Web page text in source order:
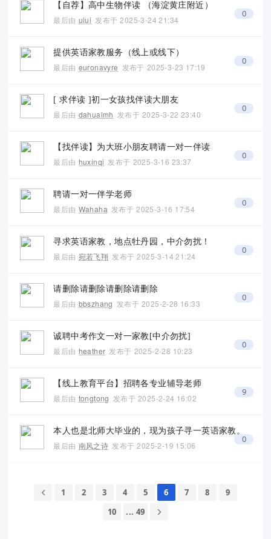
0
【自荐】高中生物伴读 （海淀黄庄附近）
最后由 uiui 发布于 2025-3-24 21:34
0
提供英语家教服务（线上或线下）
最后由 euronavyre 发布于 2025-3-23 17:19
0
[ 求伴读 ]初一女孩找伴读大朋友
最后由 dahualmh 发布于 2025-3-22 23:40
0
【找伴读】为大班小朋友聘请一对一伴读
最后由 huxinqi 发布于 2025-3-16 23:37
0
聘请一对一伴学老师
最后由 Wahaha 发布于 2025-3-16 17:54
0
寻求英语家教，地点牡丹园，中介勿扰！
最后由 宛若飞翔 发布于 2025-3-14 21:24
0
请删除请删除请删除请删除
最后由 bbszhang 发布于 2025-2-28 16:33
0
诚聘中考作文一对一家教[中介勿扰]
最后由 heather 发布于 2025-2-28 10:23
9
【线上教育平台】招聘各专业辅导老师
最后由 tongtong 发布于 2025-2-24 16:02
0
本人也是北师大毕业的，现为孩子寻一英语家教。
最后由 南风之诗 发布于 2025-2-19 15:06
1 2 3 4 5 6 7 8
9
10
... 49